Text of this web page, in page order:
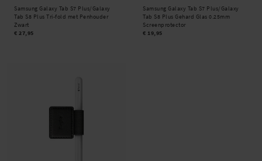
Samsung Galaxy Tab S7 Plus/Galaxy
Tab S8 Plus Tri-fold met Penhouder
Zwart
€ 27,95
Samsung Galaxy Tab S7 Plus/Galaxy
Tab S8 Plus Gehard Glas 0.25mm
Screenprotector
€ 19,95